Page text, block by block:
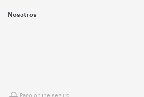
Nosotros
Pago online seguro